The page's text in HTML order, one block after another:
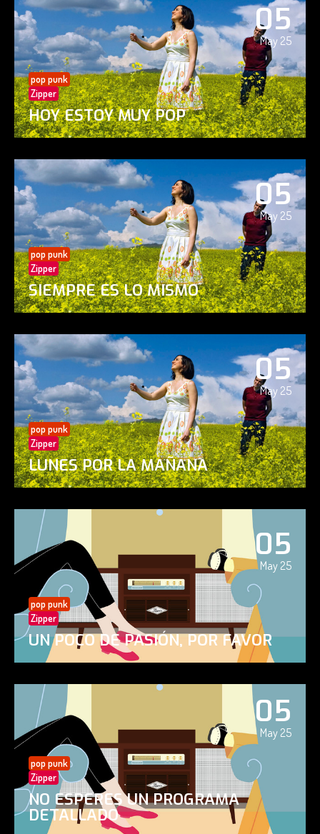
05
May 25
pop punk
Zipper
HOY ESTOY MUY POP
05
May 25
pop punk
Zipper
SIEMPRE ES LO MISMO
05
May 25
pop punk
Zipper
LUNES POR LA MAÑANA
05
May 25
pop punk
Zipper
UN POCO DE PASIÓN, POR FAVOR
05
May 25
pop punk
Zipper
NO ESPERES UN PROGRAMA
DETALLADO